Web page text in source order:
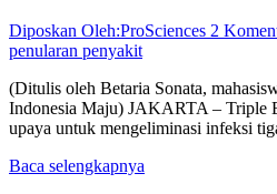
Diposkan Oleh:ProSciences 2
penularan penyakit
(Ditulis oleh Betaria Sonata,
Indonesia Maju) JAKARTA – Triple
upaya untuk mengeliminasi infeksi
Baca selengkapnya